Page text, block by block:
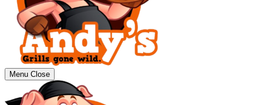
Menu Close